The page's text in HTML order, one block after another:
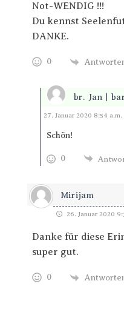
Not-WENDIG !!!
Du kennst
DANKE.
0
br. Jan |
Antworten
27. Januar 2020 8:54 a.m.
Schön!
0
Mirijam
26. Januar 2020
Danke für diese
super gut.
0